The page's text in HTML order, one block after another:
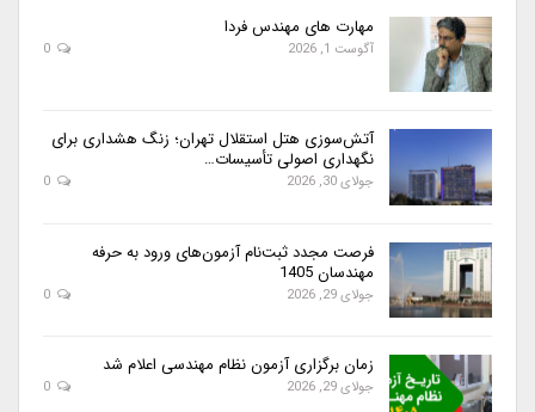
مهارت های مهندس فردا
آگوست 1, 2026
آتش‌سوزی هتل استقلال تهران؛ زنگ هشداری برای
نگهداری اصولی تأسیسات…
جولای 30, 2026
فرصت مجدد ثبت‌نام آزمون‌های ورود به حرفه
مهندسان 1405
جولای 29, 2026
زمان برگزاری آزمون نظام مهندسی اعلام شد
جولای 29, 2026